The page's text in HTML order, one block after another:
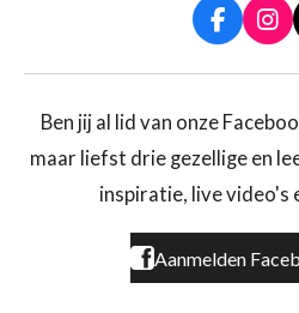
F
a
c
b
o
k
I
n
s
a
r
a
Ben jij al lid van onze
maar liefst drie gezellige en
inspiratie, live video's
Aanmelden